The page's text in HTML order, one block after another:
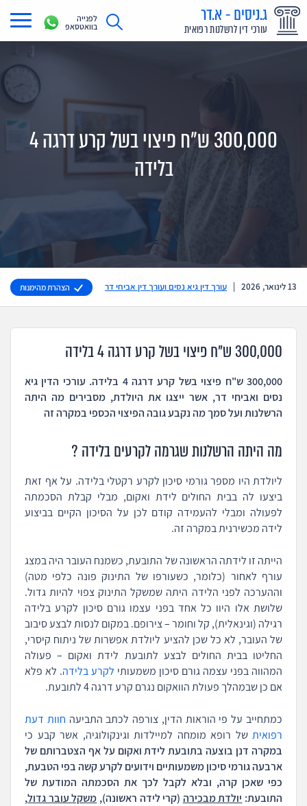
ג.ניסים - א.דר
עורכי דין לרשלנות רפואית
תביעות בתקשורת
לפנייה
בוואטסאפ
300,000 ש"ח פיצוי בשל קרע דרגה 4
בלידה
13 לינואר, 2026 עורך דין גיא נסים ועורך דין אביחי דר הצהרת מהימנות
300,000 ש"ח פיצוי בשל קרע דרגה 4 בלידה
300,000 ש"ח פיצוי בשל קרע דרגה 4 בלידה. עורכי הדין גיא
נסים ואביחי דר, אשר ייצגו את היולדת, מסבירים מה היתה
הרשלנות ועל סמך מה נקבע גובה הפיצוי הכספי במקרה זה
מה היתה הרשלנות שגרמה לקרעים בלידה ?
ליולדת היו מספר גורמי סיכון לקרע רקטלי בלידה. על אף זאת
ביצעו לה בבית החולים לידת ואקום, מבלי קבלת הסכמתה
לפעולה ומבלי להעמידה קודם לכן על הסיכון הקיים בביצוע
לידה מכשירנית במקרה זה.
הייתה זו לידתה הראשונה של התובעת, כשמנח העובר היה במצג
עורף לאחור (כלומר, כשעורפו של התינוק פונה כלפי מטה)
וההערכה לפני הלידה היתה שמשקל התינוק צפוי להיות גדול.
שלושת אלו היוו כל אחד בפני עצמו גורם סיכון לקרע בלידה
רגילה (וגינאלית), קל וחומר – צירופם. במקום לנסות לבצע סיבוב
של העובר, לא כל שכן להציע ליולדת אפשרות של ניתוח קיסרי,
החליטו בבית החולים לבצע לתובעת לידת ואקום – פעולה
המהווה בפני עצמה גורם סיכון משמעותי לקרע בלידה. לא פלא
אם כן שבמהלך פעולת הוואקום נגרם קרע דרגה 4 לתובעת.
כמתחייב על פי הוראות הדין, צורפה לכתב התביעה חוות דעת
רפואית של רופא מומחה למיילדות וגינקולוגיה, אשר קבע כי
במקרה דנן בוצעה בתובעת לידת ואקום על אף הצטברותם של
ארבעה גורמי סיכון משמעותיים וידועים לקרע קשה בפי הטבעת,
כפי שאכן קרה, ובלא לקבל לכך את הסכמתה המודעת של
התובעת: יולדת מבכירה (קרי לידה ראשונה), משקל עובר גדול,